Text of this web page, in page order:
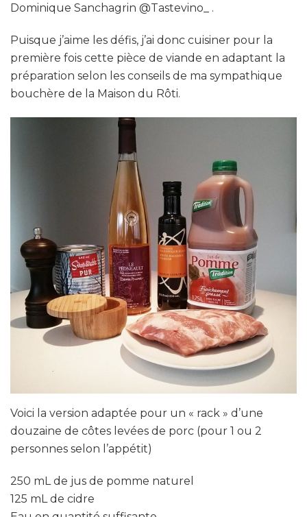
Dominique Sanchagrin @Tastevino_ .
Puisque j’aime les défis, j’ai donc cuisiner pour la
première fois cette pièce de viande en adaptant la
préparation selon les conseils de ma sympathique
bouchère de la Maison du Rôti.
Voici la version adaptée pour un « rack » d’une
douzaine de côtes levées de porc (pour 1 ou 2
personnes selon l’appétit)
250 mL de jus de pomme naturel
125 mL de cidre